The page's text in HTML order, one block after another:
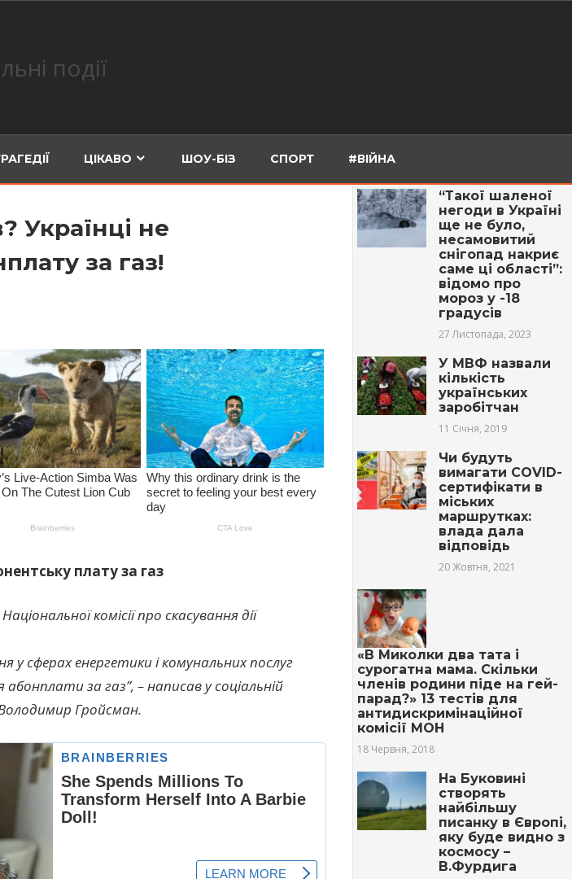
події
ЦІКАВО ШОУ-БІЗ СПОРТ #ВІЙНА
Українці не
за газ!
плату за газ
комісії про скасування дії
у сферах енергетики і комунальних послуг
за газ”, – написав у соціальній
Гройсман.
“Такої шаленої
негоди в Україні
ще не було,
несамовитий
снігопад накриє
саме ці області”:
відомо про
мороз у -18
градусів
27 Листопада, 2023
У МВФ назвали
кількість
українських
заробітчан
11 Січня, 2019
Чи будуть
вимагати COVID-
сертифікати в
міських
маршрутках:
влада дала
відповідь
20 Жовтня, 2021
«В Миколки два тата і
сурогатна мама. Скільки
членів родини піде на гей-
парад?» 13 тестів для
антидискримінаційної
комісії МОН
18 Червня, 2018
На Буковині
створять
найбільшу
писанку в Європі,
яку буде видно з
космосу –
В.Фурдига